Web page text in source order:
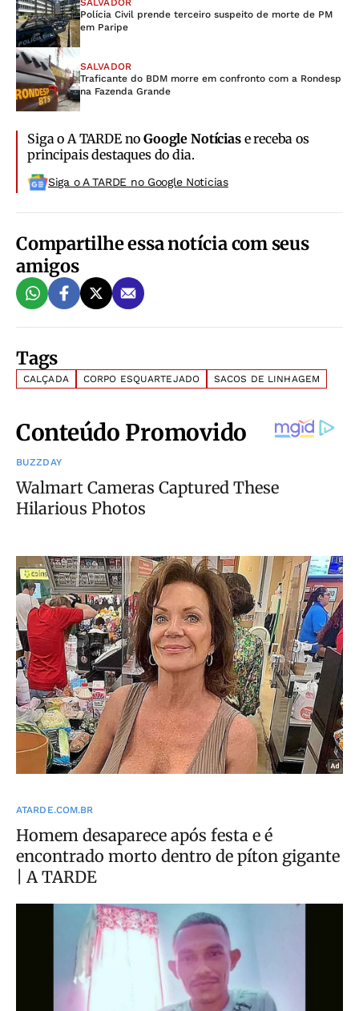
SALVADOR
Polícia Civil prende terceiro suspeito de morte de PM
em Paripe
SALVADOR
Traficante do BDM morre em confronto com a Rondesp
na Fazenda Grande
Siga o A TARDE noGoogle Notíciase receba os
principais destaques do dia.
Siga o A TARDE no Google Noticias
Compartilhe essa notícia com seus
amigos
Tags
CALÇADA CORPO ESQUARTEJADO SACOS DE LINHAGEM